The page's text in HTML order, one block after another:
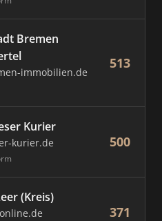
Bremen
immobilien.de
513
Kurier
kurier.de 500
(Kreis)
371